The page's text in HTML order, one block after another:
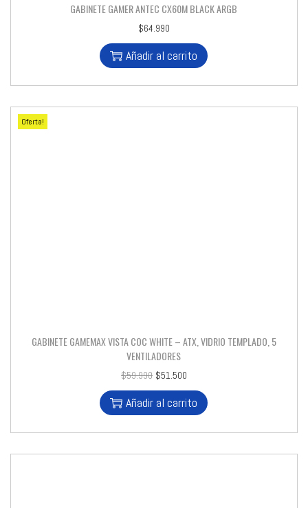
GABINETE GAMER ANTEC CX60M BLACK ARGB
$64.990
Añadir al carrito
Oferta!
GABINETE GAMEMAX VISTA COC WHITE – ATX, VIDRIO TEMPLADO, 5
VENTILADORES
$59.990 $51.500
Añadir al carrito